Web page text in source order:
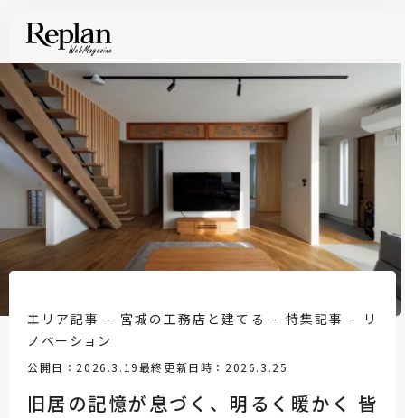
旧居の記憶が息づく、明るく暖かく 皆
公開日：2026.3.19最終更新日時：2026.3.25
エリア記事 宮城の工務店と建てる 特集記事
リ
ノベーション